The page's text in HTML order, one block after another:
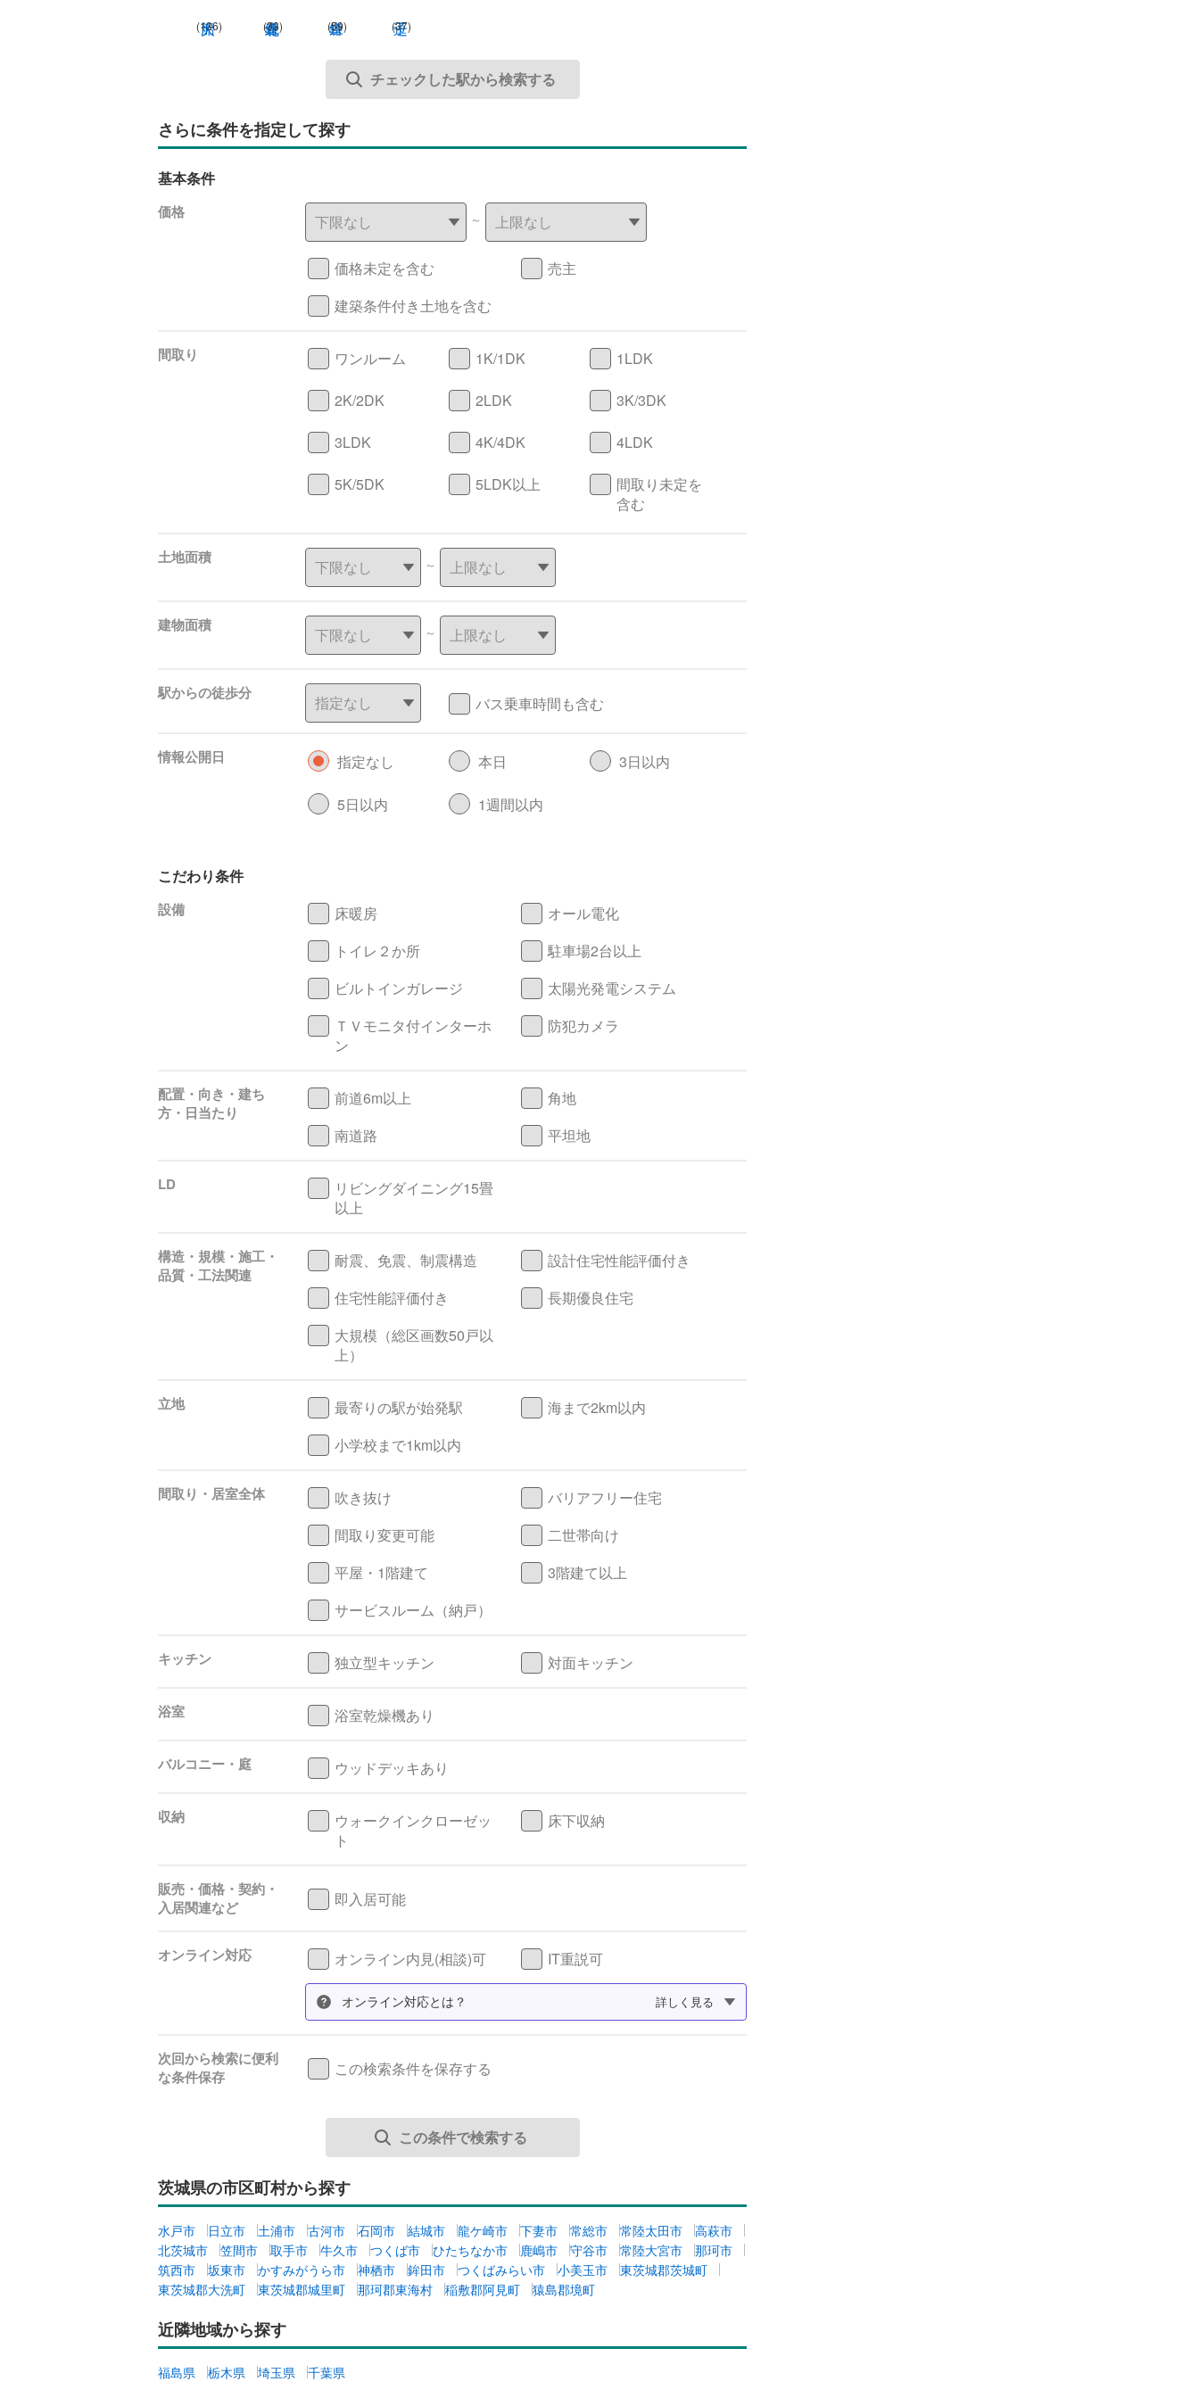
(136) (33) (59) (37)
さらに条件を指定して探す
基本条件
価格 ～
価格未定を含む
売主
建築条件付き土地を含む
間取り ワンルーム 1K/1DK 1LDK
2K/2DK 2LDK 3K/3DK
3LDK 4K/4DK 4LDK
5K/5DK 5LDK以上
間取り未定を
含む
土地面積 ～
建物面積 ～
駅からの徒歩分
バス乗車時間も含む
情報公開日 指定なし 本日 3日以内
5日以内 1週間以内
こだわり条件
設備 床暖房
オール電化
トイレ２か所
駐車場2台以上
ビルトインガレージ
太陽光発電システム
ＴＶモニタ付インターホ
ン
防犯カメラ
配置・向き・建ち
方・日当たり
前道6m以上
角地
南道路
平坦地
LD
リビングダイニング15畳
以上
構造・規模・施工・
品質・工法関連
耐震、免震、制震構造
設計住宅性能評価付き
住宅性能評価付き
長期優良住宅
大規模（総区画数50戸以
上）
立地 最寄りの駅が始発駅
海まで2km以内
小学校まで1km以内
間取り・居室全体 吹き抜け
バリアフリー住宅
間取り変更可能
二世帯向け
平屋・1階建て
3階建て以上
サービスルーム（納戸）
キッチン 独立型キッチン 対面キッチン
浴室 浴室乾燥機あり
バルコニー・庭 ウッドデッキあり
収納
ウォークインクローゼッ
ト
床下収納
販売・価格・契約・
入居関連など
即入居可能
オンライン対応 オンライン内見(相談)可 IT重説可
オンライン対応とは？ 詳しく見る
次回から検索に便利
な条件保存
この検索条件を保存する
茨城県の市区町村から探す
水戸市 日立市 土浦市 古河市 石岡市 結城市 龍ケ崎市 下妻市 常総市 常陸太田市
高萩市
北茨城市
笠間市 取手市 牛久市 つくば市 ひたちなか市 鹿嶋市 守谷市 常陸大宮市
那珂市
筑西市
坂東市 かすみがうら市 神栖市 鉾田市 つくばみらい市 小美玉市
東茨城郡茨城町
東茨城郡大洗町
東茨城郡城里町 那珂郡東海村 稲敷郡阿見町 猿島郡境町
近隣地域から探す
福島県 栃木県 埼玉県 千葉県